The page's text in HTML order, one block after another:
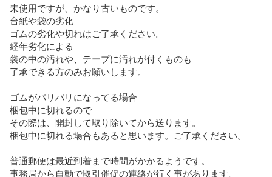
未使用ですが、かなり古いものです。
台紙や袋の劣化
ゴムの劣化や切れはご了承ください。
経年劣化による
袋の中の汚れや、テープに汚れが付くものも
了承できる方のみお願いします。
ゴムがパリパリになってる場合
梱包中に切れるので
その際は、開封して取り除いてから送ります。
梱包中に切れる場合もあると思います。ご了承ください。
普通郵便は最近到着まで時間がかかるようです。
事務局から自動で取引催促の連絡が行く事があります。